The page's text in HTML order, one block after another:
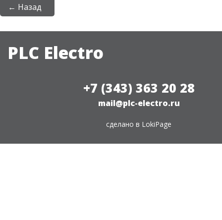
← Назад
PLC Electro
+7 (343) 363 20 28
mail@plc-electro.ru
сделано в LokiPage